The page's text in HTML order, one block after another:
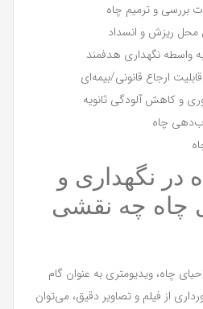
بررسی و ترمیم چاه
ریزش و انسداد
واسطه نگهداری هدفمند
ارجاع قانونی/بیمه‌ای
و کاهش آلودگی ثانویه
چاه
در نگهداری و
چاه چه نقشی
چاه، ویدیومتری به عنوان گام
از فیلم و تصاویر دقیق، می‌توان